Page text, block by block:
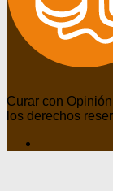
Curar con
los derechos